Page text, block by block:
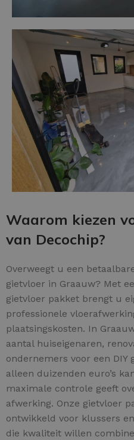
Waarom kiezen
van Decochip?
Overweegt u een
gietvloer in Graauw? Met
gietvloer pakket brengt u
professionele
plaatsingskosten. In
aantal huiseigenaren,
ondernemers voor een
alleen duizenden euro’s
maximale controle geeft
afwerking. Onze gietvloer
ontwikkeld voor klussers
die kwaliteit willen